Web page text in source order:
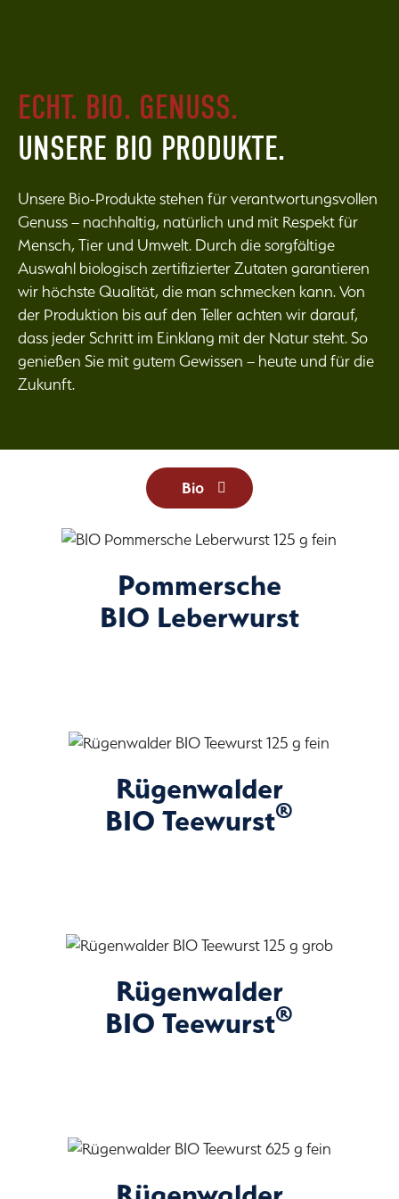
ECHT. BIO. GENUSS.
UNSERE BIO PRODUKTE.
Unsere Bio-Produkte stehen für verantwortungsvollen
Genuss – nachhaltig, natürlich und mit Respekt für
Mensch, Tier und Umwelt. Durch die sorgfältige
Auswahl biologisch zertifizierter Zutaten garantieren
wir höchste Qualität, die man schmecken kann. Von
der Produktion bis auf den Teller achten wir darauf,
dass jeder Schritt im Einklang mit der Natur steht. So
genießen Sie mit gutem Gewissen – heute und für die
Zukunft.
Bio
Pommersche
BIO Leberwurst
Rügenwalder
BIO Teewurst®
Rügenwalder
BIO Teewurst®